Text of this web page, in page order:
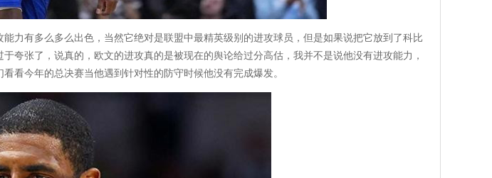
力有多么多么出色，当然它绝对是联盟中最精英级别的进攻球员，但是如果说把它放到了科比
夸张了，说真的，欧文的进攻真的是被现在的舆论给过分高估，我并不是说他没有进攻能力，
看今年的总决赛当他遇到针对性的防守时候他没有完成爆发。